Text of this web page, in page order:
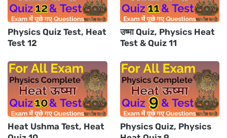
Physics Quiz Test, Heat
Test 12
उष्मा Quiz, Physics Heat
Test & Quiz 11
Heat Ushma Test, Heat
Physics Quiz, Physics